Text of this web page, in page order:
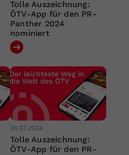
Tolle Auszeichnung:
ÖTV-App für den PR-
Panther 2024
nominiert
24.07.2024
Tolle Auszeichnung:
ÖTV-App für den PR-